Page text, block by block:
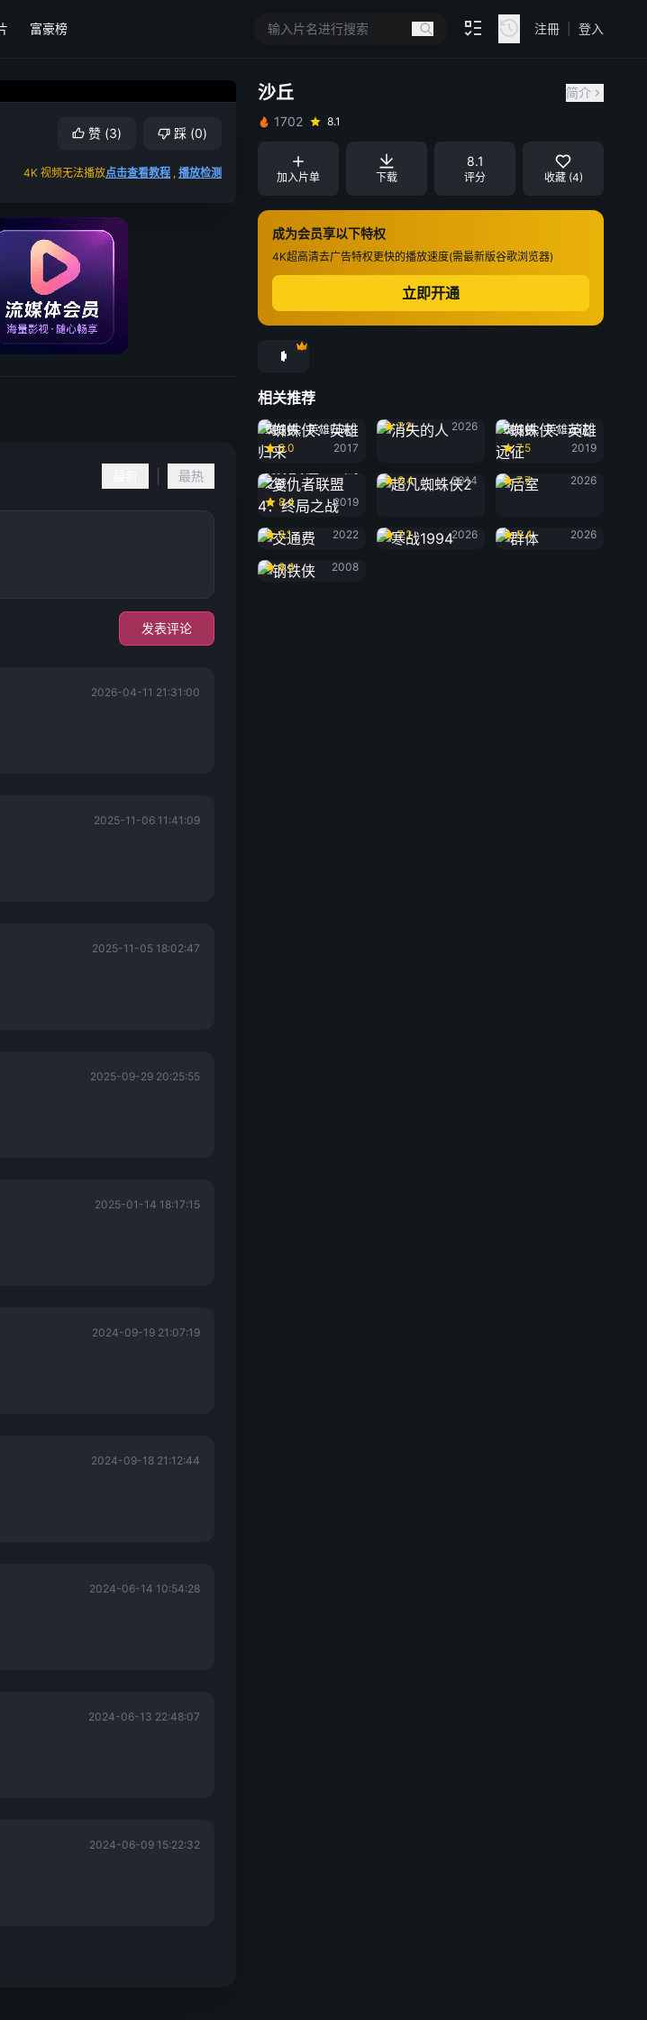
富豪榜 注冊 登入
赞 (3) 踩 (0)
4K 视频无法播放点击查看教程 , 播放检测
沙丘
简介
1702
8.1
加入片单 下载
8.1
评分 收藏 (4)
成为会员享以下特权
4K超高清去广告特权更快的播放速度(需最新版谷歌浏览器)
立即开通
相关推荐
蜘蛛侠：英雄归来
8.0
2017
7.2
2026
蜘蛛侠：英雄远征
7.5
2019
之战
8.4
2019
6.4
2014
后室
7.7
2026
交通费
8.1
2022
7.2
2026
5.4
2026
钢铁侠
8.4
2008
最热
发表评论
2026-04-11 21:31:00
2025-11-06 11:41:09
2025-11-05 18:02:47
2025-09-29 20:25:55
2025-01-14 18:17:15
2024-09-19 21:07:19
2024-09-18 21:12:44
2024-06-14 10:54:28
2024-06-13 22:48:07
2024-06-09 15:22:32